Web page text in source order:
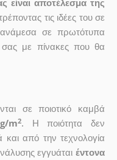
είναι αποτέλεσμα της
τις ιδέες του σε
ανάμεσα σε πρωτότυπα
με πίνακες που θα
σε ποιοτικό καμβά
m2. Η ποιότητα δεν
από την τεχνολογία
εγγυάταιέντονα